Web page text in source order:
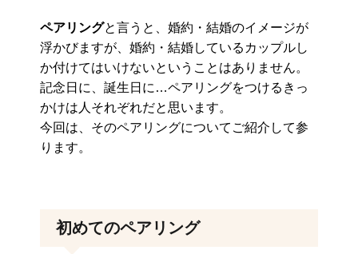
ペアリングと言うと、婚約・結婚のイメージが
浮かびますが、婚約・結婚しているカップルし
か付けてはいけないということはありません。
記念日に、誕生日に…ペアリングをつけるきっ
かけは人それぞれだと思います。
今回は、そのペアリングについてご紹介して参
ります。
初めてのペアリング